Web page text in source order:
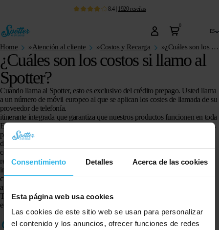
Consentimiento Detalles Acerca de las cookies
Esta página web usa cookies
Las cookies de este sitio web se usan para personalizar
el contenido y los anuncios, ofrecer funciones de redes
8.4| 1920 reseñas
0
es
Home »Atención al cliente »Costos y Recarga » ¿Cuáles son los costos si llamo al Spotter?
¿Cuáles son los costos si llamo al
Spotter?
Cuando llama al Spotter, esto es exclusivo del crédito prepago. Usted llama
a un número de móvil europeo al que se aplican los costes de llamada de su
proveedor de telefonía.
itinerante integrada que garantiza que nuestros productos funcionen en toda
Europa en todas las redes móviles disponibles sin coste adicional. Nuestros
productos también funcionan en todas las redes móviles disponibles dentro
de los Países Bajos. La razón de esto es que no queremos depender de la
cobertura de red de un solo proveedor de telefonía móvil en un país (o
región), sino que Spotter siempre opta por la mejor red móvil disponible,
independientemente del proveedor de telefonía móvil. Esto significa que
cuando llama al Spotter, lo hace a un número de móvil europeo al que se
aplican los costes habituales de llamadas de su proveedor de telefonía.
También es posible llamar al Spotter a través de
económica.